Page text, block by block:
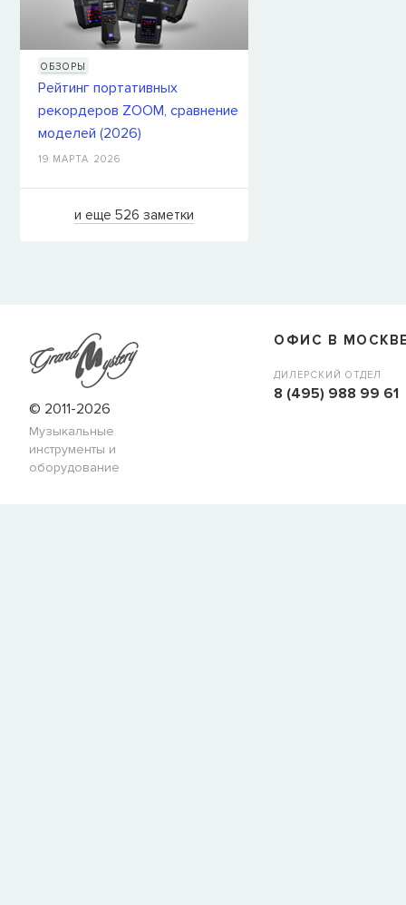
ОБЗОРЫ
Рейтинг портативных
рекордеров ZOOM, сравнение
моделей (2026)
19 МАРТА 2026
и еще 526 заметки
© 2011-2026
Музыкальные
инструменты и
оборудование
ОФИС В
ДИЛЕРСКИЙ ОТДЕЛ
8 (495) 988 99 61